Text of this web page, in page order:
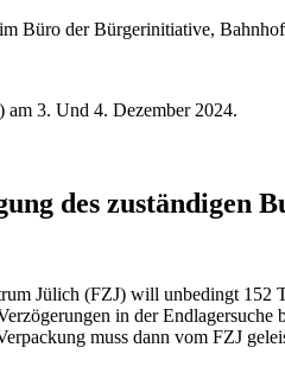
im Büro der Bürgerinitiative,
am 3. Und 4. Dezember 2024.
des zuständigen
Jülich (FZJ) will unbedingt 152
in der Endlagersuche
muss dann vom FZJ